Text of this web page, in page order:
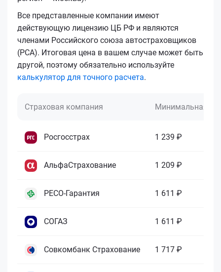
Все представленные компании имеют
действующую лицензию ЦБ РФ и являются
членами Российского союза автостраховщиков
(РСА). Итоговая цена в вашем случае может быть
другой, поэтому обязательно используйте
калькулятор для точного расчета.
Страховая компания Минимальная
Росгосстрах 1 239 ₽
АльфаСтрахование 1 209 ₽
РЕСО-Гарантия 1 611 ₽
СОГАЗ 1 611 ₽
Совкомбанк Страхование 1 717 ₽